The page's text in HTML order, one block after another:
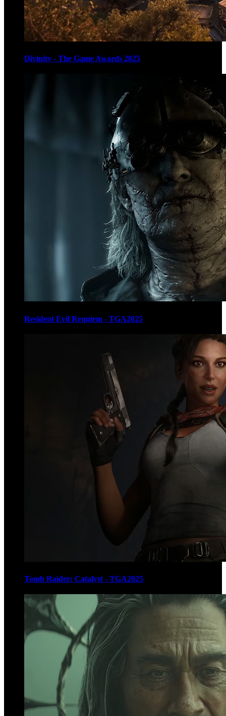
Divinity - The Game Awards 2025
Resident Evil Requiem - TGA2025
Tomb Raider: Catalyst - TGA2025